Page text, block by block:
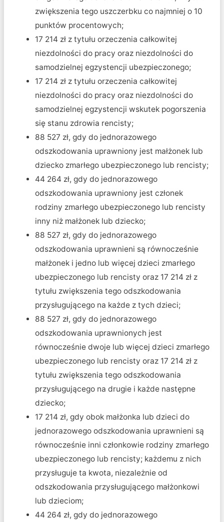
zwiększenia tego uszczerbku co najmniej o 10
punktów procentowych;
17 214 zł z tytułu orzeczenia całkowitej
niezdolności do pracy oraz niezdolności do
samodzielnej egzystencji ubezpieczonego;
17 214 zł z tytułu orzeczenia całkowitej
niezdolności do pracy oraz niezdolności do
samodzielnej egzystencji wskutek pogorszenia
się stanu zdrowia rencisty;
88 527 zł, gdy do jednorazowego
odszkodowania uprawniony jest małżonek lub
dziecko zmarłego ubezpieczonego lub rencisty;
44 264 zł, gdy do jednorazowego
odszkodowania uprawniony jest członek
rodziny zmarłego ubezpieczonego lub rencisty
inny niż małżonek lub dziecko;
88 527 zł, gdy do jednorazowego
odszkodowania uprawnieni są równocześnie
małżonek i jedno lub więcej dzieci zmarłego
ubezpieczonego lub rencisty oraz 17 214 zł z
tytułu zwiększenia tego odszkodowania
przysługującego na każde z tych dzieci;
88 527 zł, gdy do jednorazowego
odszkodowania uprawnionych jest
równocześnie dwoje lub więcej dzieci zmarłego
ubezpieczonego lub rencisty oraz 17 214 zł z
tytułu zwiększenia tego odszkodowania
przysługującego na drugie i każde następne
dziecko;
17 214 zł, gdy obok małżonka lub dzieci do
jednorazowego odszkodowania uprawnieni są
równocześnie inni członkowie rodziny zmarłego
ubezpieczonego lub rencisty; każdemu z nich
przysługuje ta kwota, niezależnie od
odszkodowania przysługującego małżonkowi
lub dzieciom;
44 264 zł, gdy do jednorazowego